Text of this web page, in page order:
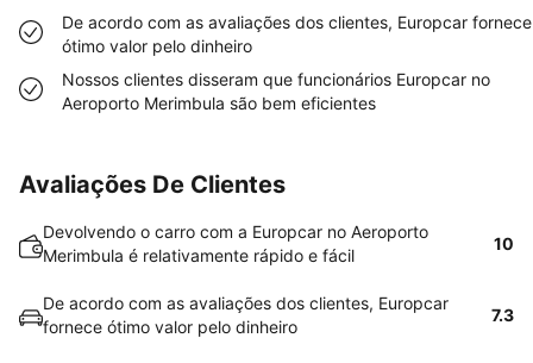
De acordo com as avaliações dos clientes, Europcar fornece
ótimo valor pelo dinheiro
Nossos clientes disseram que funcionários Europcar no
Aeroporto Merimbula são bem eficientes
Avaliações De Clientes
Devolvendo o carro com a Europcar no Aeroporto
Merimbula é relativamente rápido e fácil
10
De acordo com as avaliações dos clientes, Europcar
fornece ótimo valor pelo dinheiro
7.3